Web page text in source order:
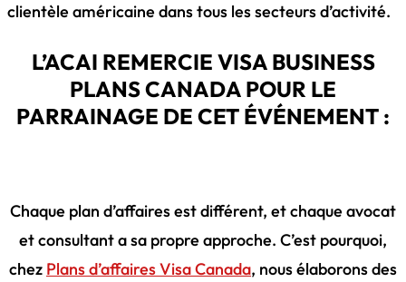
clientèle américaine dans tous les secteurs d’activité.
L’ACAI REMERCIE VISA BUSINESS
PLANS CANADA POUR LE
PARRAINAGE DE CET ÉVÉNEMENT :
Chaque plan d’affaires est différent, et chaque avocat
et consultant a sa propre approche. C’est pourquoi,
chez Plans d’affaires Visa Canada, nous élaborons des